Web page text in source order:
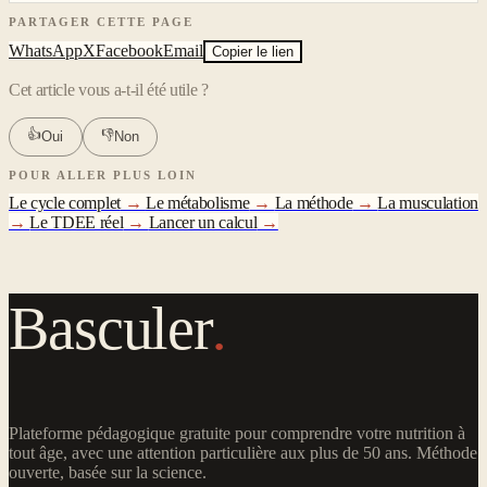
PARTAGER CETTE PAGE
WhatsAppXFacebookEmail Copier le lien
Cet article vous a-t-il été utile ?
👍Oui 👎Non
POUR ALLER PLUS LOIN
Le cycle complet→ Le métabolisme→ La méthode→La musculation
→Le TDEE réel → Lancer un calcul →
Basculer.
Plateforme pédagogique gratuite pour comprendre votre nutrition à
tout âge, avec une attention particulière aux plus de 50 ans. Méthode
ouverte, basée sur la science.